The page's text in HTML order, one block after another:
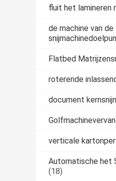
fluit het lamineren
de machine van de
Flatbed
roterende
document
verticale
Automatische het
(18)